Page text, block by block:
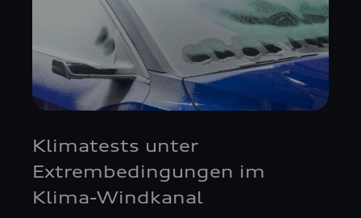
Klimatests unter
Extrembedingungen im
Klima-Windkanal